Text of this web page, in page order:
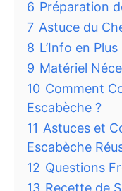
6 Préparation
7 Astuce du
8 L’Info en Plus
9 Matériel
10 Comment
Escabèche ?
11 Astuces et
Escabèche
12 Questions
13 Recette de